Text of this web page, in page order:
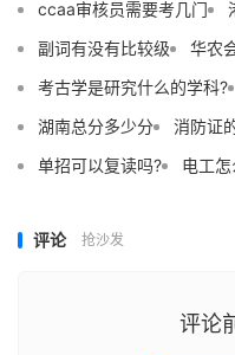
ccaa审核员需要考几门
副词有没有比较级
华农
考古学是研究什么的学科?
湖南总分多少分
消防证
单招可以复读吗?
电工
评论 抢沙发
评论